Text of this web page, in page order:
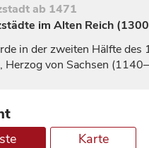
ab 1471
im Alten Reich
in der zweiten Hälfte des
Herzogvon Sachsen
Karte